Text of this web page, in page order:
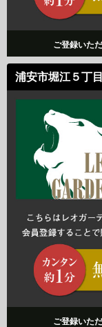
ご登録いた
浦安市堀江５丁
ご登録いた